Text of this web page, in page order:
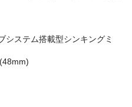
システム搭載型シンキングミ